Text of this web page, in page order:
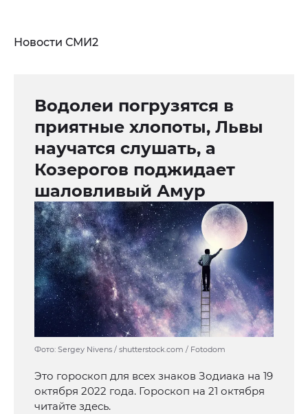
Новости СМИ2
Водолеи погрузятся в
приятные хлопоты, Львы
научатся слушать, а
Козерогов поджидает
шаловливый Амур
Фото: Sergey Nivens / shutterstock.com / Fotodom
Это гороскоп для всех знаков Зодиака на 19
октября 2022 года. Гороскоп на 21 октября
читайте здесь.